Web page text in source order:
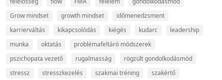
Grow mindset
growth mindset
időmenedzsment
karrierváltás
kikapcsolódás kiégés kudarc
leadership
munka
oktatás
problémafeltáró módszerek
pszichopata vezető
rugalmasság
rögzült gondolkodásmód
stressz
stresszkezelés szakmai tréning szakértő